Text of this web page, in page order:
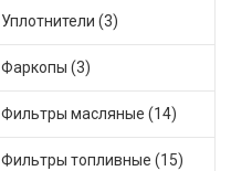
Уплотнители (3)
Фаркопы (3)
Фильтры масляные (14)
Фильтры топливные (15)